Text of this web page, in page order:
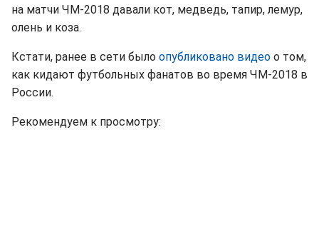
на матчи ЧМ-2018 давали кот, медведь, тапир, лемур,
олень и коза.
Кстати, ранее в сети было опубликовано видео о том,
как кидают футбольных фанатов во время ЧМ-2018 в
России.
Рекомендуем к просмотру: